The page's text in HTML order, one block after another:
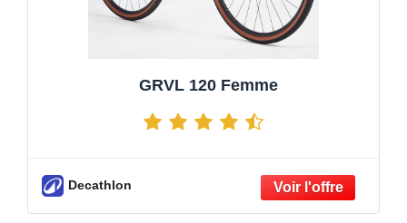
GRVL 120 Femme
Decathlon